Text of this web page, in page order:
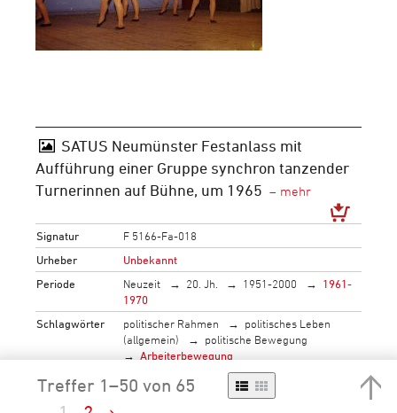
SATUS Neumünster Festanlass mit
Aufführung einer Gruppe synchron tanzender
Turnerinnen auf Bühne, um 1965
Signatur
F 5166-Fa-018
Urheber
Unbekannt
Periode
Neuzeit 20. Jh. 1951-2000
1961-
1970
Schlagwörter
politischer Rahmen
politisches Leben
(allgemein)
politische Bewegung
Arbeiterbewegung
Kultur und Religion
Kunst
Bühnenkünste
Leben in der Gesellschaft
Treffer 1–50 von 65